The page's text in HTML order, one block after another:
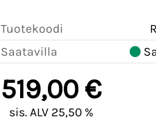
Tuotekoodi
Saatavilla
519,00 €
sis. ALV 25,50 %